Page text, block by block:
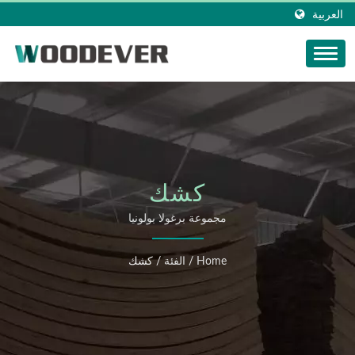
العربية
كشك
مجموعة برغولا بولونيا
Home
/ الفئة / كشك